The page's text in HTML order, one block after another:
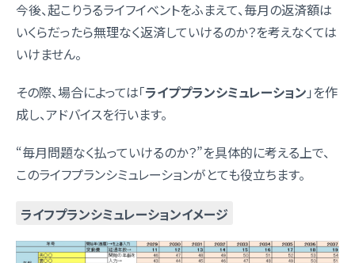
今後、起こりうるライフイベントをふまえて、毎月の返済額は
いくらだったら無理なく返済していけるのか？を考えなくては
いけません。
その際、場合によっては「ライププランシミュレーション 」を作
成し、アドバイスを行います。
“毎月問題なく払っていけるのか？”を具体的に考える上で、
このライフプランシミュレーションがとても役立ちます。
ライフプランシミュレーションイメージ